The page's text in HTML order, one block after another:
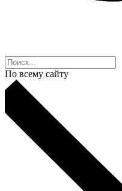
По всему сайту